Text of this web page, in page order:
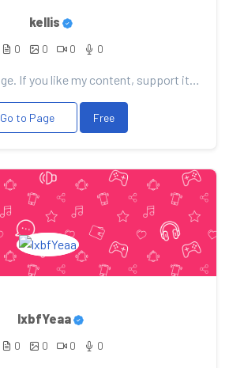
kellis
0 0 0 0
Welcome to my page. If you like my content, support it with your donation, it will allow me to pleas...
Go to Page Free
lxbfYeaa
0 0 0 0